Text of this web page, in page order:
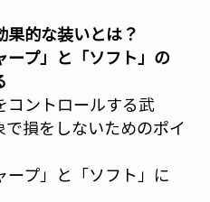
的な装いとは？
プ」と「ソフト」の
コントロールする武
損をしないためのポイ
プ」と「ソフト」に